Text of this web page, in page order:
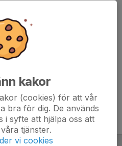
kakor
(cookies) för att vår
bra för dig. De används
i syfte att hjälpa oss att
tjänster.
vi cookies